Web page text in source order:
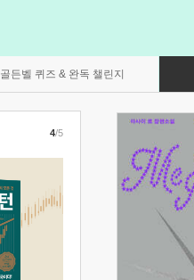
골든벨 퀴즈 & 완독 챌린지
4/5